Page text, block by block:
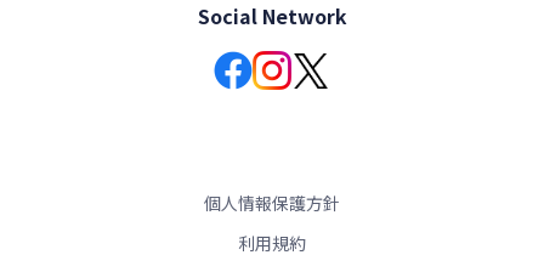
Social Network
個人情報保護方針
利用規約